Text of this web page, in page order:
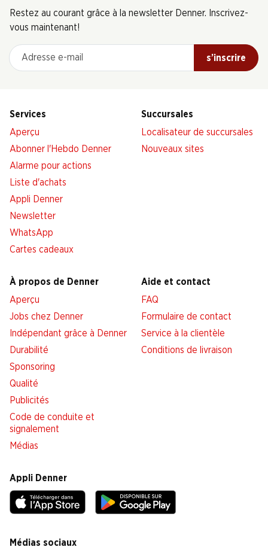
Restez au courant grâce à la newsletter Denner. Inscrivez-
vous maintenant!
Adresse e-mail
s’inscrire
Services
Aperçu
Abonner l'Hebdo Denner
Alarme pour actions
Liste d'achats
Appli Denner
Newsletter
WhatsApp
Cartes cadeaux
Succursales
Localisateur de succursales
Nouveaux sites
À propos de Denner
Aperçu
Jobs chez Denner
Indépendant grâce à Denner
Durabilité
Sponsoring
Qualité
Publicités
Code de conduite et
signalement
Médias
Aide et contact
FAQ
Formulaire de contact
Service à la clientèle
Conditions de livraison
Appli Denner
Médias sociaux